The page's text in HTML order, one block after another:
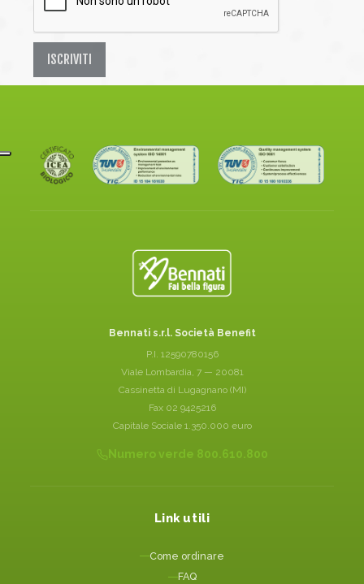
ISCRIVITI
Bennati s.r.l. Società Benefit
P.I. 12590780156
Viale Lombardia, 7 — 20081
Cassinetta di Lugagnano (MI)
Fax 02 9425216
Capitale Sociale 1.350.000 euro
Numero verde 800.610.800
Link utili
Come ordinare
FAQ